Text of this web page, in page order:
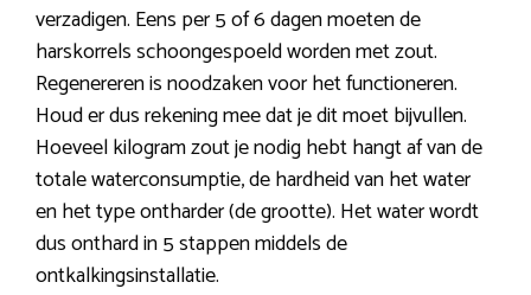
verzadigen. Eens per 5 of 6 dagen moeten de
harskorrels schoongespoeld worden met zout.
Regenereren is noodzaken voor het functioneren.
Houd er dus rekening mee dat je dit moet bijvullen.
Hoeveel kilogram zout je nodig hebt hangt af van de
totale waterconsumptie, de hardheid van het water
en het type ontharder (de grootte). Het water wordt
dus onthard in 5 stappen middels de
ontkalkingsinstallatie.